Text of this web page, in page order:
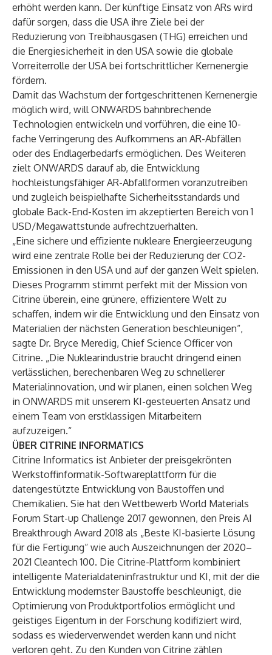
erhöht werden kann. Der künftige Einsatz von ARs wird
dafür sorgen, dass die USA ihre Ziele bei der
Reduzierung von Treibhausgasen (THG) erreichen und
die Energiesicherheit in den USA sowie die globale
Vorreiterrolle der USA bei fortschrittlicher Kernenergie
fördern.
Damit das Wachstum der fortgeschrittenen Kernenergie
möglich wird, will ONWARDS bahnbrechende
Technologien entwickeln und vorführen, die eine 10-
fache Verringerung des Aufkommens an AR-Abfällen
oder des Endlagerbedarfs ermöglichen. Des Weiteren
zielt ONWARDS darauf ab, die Entwicklung
hochleistungsfähiger AR-Abfallformen voranzutreiben
und zugleich beispielhafte Sicherheitsstandards und
globale Back-End-Kosten im akzeptierten Bereich von 1
USD/Megawattstunde aufrechtzuerhalten.
„Eine sichere und effiziente nukleare Energieerzeugung
wird eine zentrale Rolle bei der Reduzierung der CO2-
Emissionen in den USA und auf der ganzen Welt spielen.
Dieses Programm stimmt perfekt mit der Mission von
Citrine überein, eine grünere, effizientere Welt zu
schaffen, indem wir die Entwicklung und den Einsatz von
Materialien der nächsten Generation beschleunigen“,
sagte Dr. Bryce Meredig, Chief Science Officer von
Citrine. „Die Nuklearindustrie braucht dringend einen
verlässlichen, berechenbaren Weg zu schnellerer
Materialinnovation, und wir planen, einen solchen Weg
in ONWARDS mit unserem KI-gesteuerten Ansatz und
einem Team von erstklassigen Mitarbeitern
aufzuzeigen.“
ÜBER CITRINE INFORMATICS
Citrine Informatics ist Anbieter der preisgekrönten
Werkstoffinformatik-Softwareplattform für die
datengestützte Entwicklung von Baustoffen und
Chemikalien. Sie hat den Wettbewerb World Materials
Forum Start-up Challenge 2017 gewonnen, den Preis AI
Breakthrough Award 2018 als „Beste KI-basierte Lösung
für die Fertigung“ wie auch Auszeichnungen der 2020–
2021 Cleantech 100. Die Citrine-Plattform kombiniert
intelligente Materialdateninfrastruktur und KI, mit der die
Entwicklung modernster Baustoffe beschleunigt, die
Optimierung von Produktportfolios ermöglicht und
geistiges Eigentum in der Forschung kodifiziert wird,
sodass es wiederverwendet werden kann und nicht
verloren geht. Zu den Kunden von Citrine zählen